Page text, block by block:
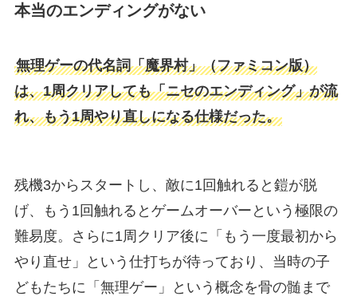
本当のエンディングがない
無理ゲーの代名詞「魔界村」（ファミコン版）
は、1周クリアしても「ニセのエンディング」が流
れ、もう1周やり直しになる仕様だった。
残機3からスタートし、敵に1回触れると鎧が脱
げ、もう1回触れるとゲームオーバーという極限の
難易度。さらに1周クリア後に「もう一度最初から
やり直せ」という仕打ちが待っており、当時の子
どもたちに「無理ゲー」という概念を骨の髄まで